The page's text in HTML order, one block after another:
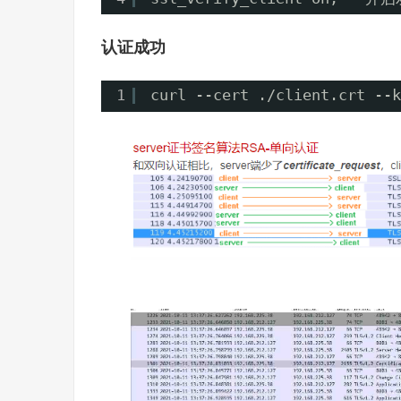
认证成功
1 curl --cert . /client .crt --